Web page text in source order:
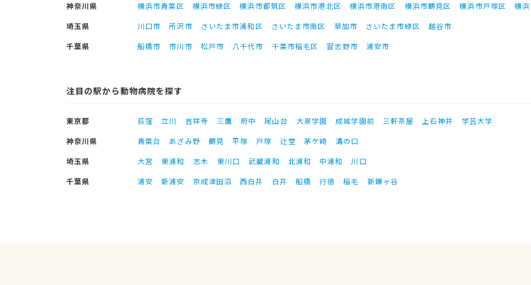
神奈川県
横浜市青葉区 横浜市緑区 横浜市都筑区 横浜市港北区 横浜市港南区 横浜市鶴見区 横浜市戸塚区
横
埼玉県
川口市 所沢市 さいたま市浦和区 さいたま市南区 草加市 さいたま市緑区
越谷市
千葉県
船橋市 市川市 松戸市 八千代市 千葉市稲毛区 習志野市 浦安市
注目の駅から動物病院を探す
東京都 荻窪 立川 吉祥寺 三鷹 府中 尾山台 大泉学園 成城学園前 三軒茶屋 上石神井
学芸大学
神奈川県
青葉台 あざみ野 鶴見 平塚 戸塚 辻堂 茅ケ崎
溝の口
埼玉県
大宮 東浦和 志木 東川口 武蔵浦和 北浦和 中浦和
川口
千葉県
浦安 新浦安 京成津田沼 西白井 白井 船橋 行徳 稲毛 新鎌ヶ谷